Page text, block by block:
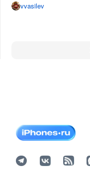
vvasilev